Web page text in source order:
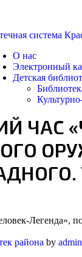
О нас
Электронный
Детская
ЧАС
Легенда»,
района by admin